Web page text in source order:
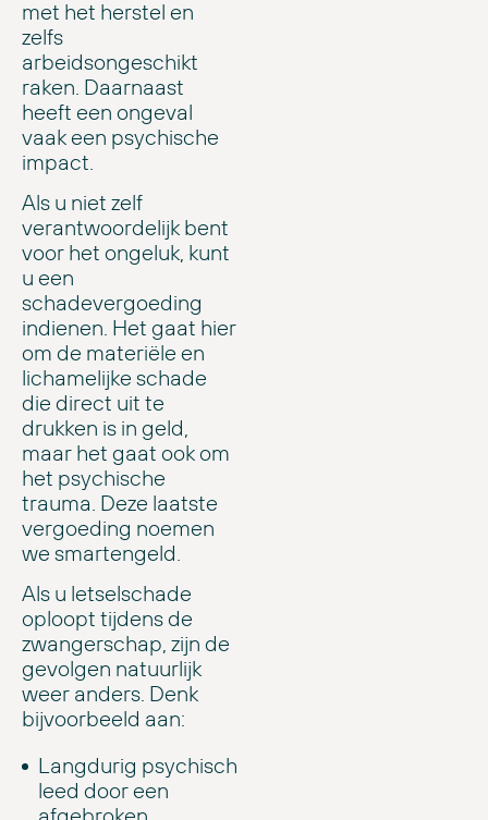
met het herstel en
zelfs
arbeidsongeschikt
raken. Daarnaast
heeft een ongeval
vaak een psychische
impact.
Als u niet zelf
verantwoordelijk bent
voor het ongeluk, kunt
u een
schadevergoeding
indienen. Het gaat hier
om de materiële en
lichamelijke schade
die direct uit te
drukken is in geld,
maar het gaat ook om
het psychische
trauma. Deze laatste
vergoeding noemen
we smartengeld.
Als u letselschade
oploopt tijdens de
zwangerschap, zijn de
gevolgen natuurlijk
weer anders. Denk
bijvoorbeeld aan:
Langdurig psychisch
leed door een